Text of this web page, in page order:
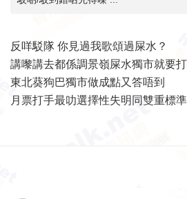
反咩駁隊 你見過我歌頌過屎水？
講嚟講去都係調景嶺屎水獨市就要
東北葵狗巴獨市做成點又答唔到
月票打手最叻選擇性失明同雙重標準